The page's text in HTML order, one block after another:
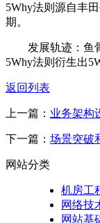
5Why法则源自丰
期。
发展轨迹：鱼
5Why法则衍生出
返回列表
上一篇： 业务架构
下一篇： 场景突破
网站分类
机房工
网络技
网站基